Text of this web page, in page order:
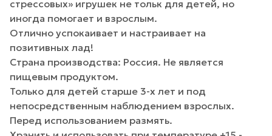
стрессовых» игрушек не тольк для детей, но
иногда помогает и взрослым.
Отлично успокаивает и настраивает на
позитивных лад!
Страна производства: Россия. Не является
пищевым продуктом.
Только для детей старше 3-х лет и под
непосредственным наблюдением взрослых.
Перед использованием размять.